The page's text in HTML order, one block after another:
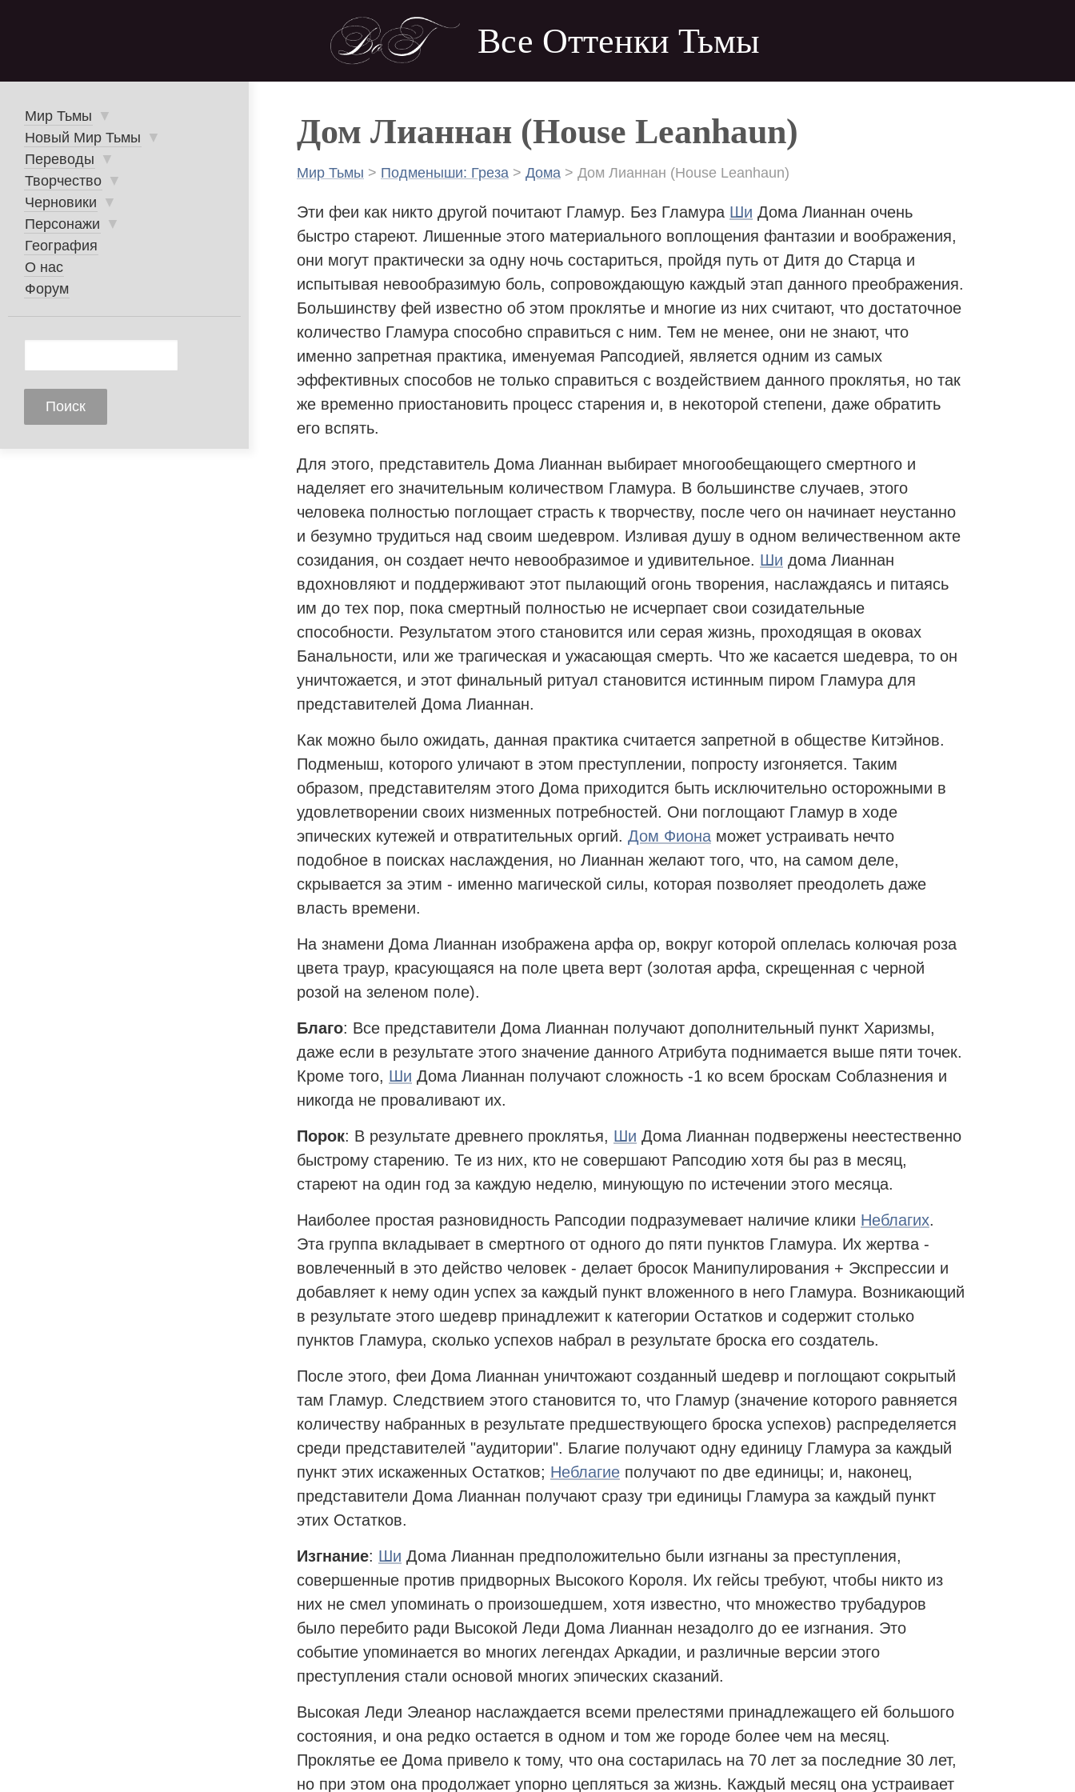
navigation
Все Оттенки Тьмы
Дом Лианнан (House Leanhaun)
навигации
Мир Тьмы > Подменыши: Греза > Дома > Дом Лианнан (House Leanhaun)
Эти феи как никто другой почитают Гламур. Без Гламура Ши Дома Лианнан очень
быстро стареют. Лишенные этого материального воплощения фантазии и воображения,
они могут практически за одну ночь состариться, пройдя путь от Дитя до Старца и
испытывая невообразимую боль, сопровождающую каждый этап данного преображения.
Большинству фей известно об этом проклятье и многие из них считают, что достаточное
количество Гламура способно справиться с ним. Тем не менее, они не знают, что
именно запретная практика, именуемая Рапсодией, является одним из самых
эффективных способов не только справиться с воздействием данного проклятья, но так
же временно приостановить процесс старения и, в некоторой степени, даже обратить
его вспять.
Для этого, представитель Дома Лианнан выбирает многообещающего смертного и
наделяет его значительным количеством Гламура. В большинстве случаев, этого
человека полностью поглощает страсть к творчеству, после чего он начинает неустанно
и безумно трудиться над своим шедевром. Изливая душу в одном величественном акте
созидания, он создает нечто невообразимое и удивительное. Ши дома Лианнан
вдохновляют и поддерживают этот пылающий огонь творения, наслаждаясь и питаясь
им до тех пор, пока смертный полностью не исчерпает свои созидательные
способности. Результатом этого становится или серая жизнь, проходящая в оковах
Банальности, или же трагическая и ужасающая смерть. Что же касается шедевра, то он
уничтожается, и этот финальный ритуал становится истинным пиром Гламура для
представителей Дома Лианнан.
Как можно было ожидать, данная практика считается запретной в обществе Китэйнов.
Подменыш, которого уличают в этом преступлении, попросту изгоняется. Таким
образом, представителям этого Дома приходится быть исключительно осторожными в
удовлетворении своих низменных потребностей. Они поглощают Гламур в ходе
эпических кутежей и отвратительных оргий. Дом Фиона может устраивать нечто
подобное в поисках наслаждения, но Лианнан желают того, что, на самом деле,
скрывается за этим - именно магической силы, которая позволяет преодолеть даже
власть времени.
На знамени Дома Лианнан изображена арфа ор, вокруг которой оплелась колючая роза
цвета траур, красующаяся на поле цвета верт (золотая арфа, скрещенная с черной
розой на зеленом поле).
Благо: Все представители Дома Лианнан получают дополнительный пункт Харизмы,
даже если в результате этого значение данного Атрибута поднимается выше пяти точек.
Кроме того, Ши Дома Лианнан получают сложность -1 ко всем броскам Соблазнения и
никогда не проваливают их.
Порок: В результате древнего проклятья, Ши Дома Лианнан подвержены неестественно
быстрому старению. Те из них, кто не совершают Рапсодию хотя бы раз в месяц,
стареют на один год за каждую неделю, минующую по истечении этого месяца.
Наиболее простая разновидность Рапсодии подразумевает наличие клики Неблагих.
Эта группа вкладывает в смертного от одного до пяти пунктов Гламура. Их жертва -
вовлеченный в это действо человек - делает бросок Манипулирования + Экспрессии и
добавляет к нему один успех за каждый пункт вложенного в него Гламура. Возникающий
в результате этого шедевр принадлежит к категории Остатков и содержит столько
пунктов Гламура, сколько успехов набрал в результате броска его создатель.
После этого, феи Дома Лианнан уничтожают созданный шедевр и поглощают сокрытый
там Гламур. Следствием этого становится то, что Гламур (значение которого равняется
количеству набранных в результате предшествующего броска успехов) распределяется
среди представителей "аудитории". Благие получают одну единицу Гламура за каждый
пункт этих искаженных Остатков; Неблагие получают по две единицы; и, наконец,
представители Дома Лианнан получают сразу три единицы Гламура за каждый пункт
этих Остатков.
Изгнание: Ши Дома Лианнан предположительно были изгнаны за преступления,
совершенные против придворных Высокого Короля. Их гейсы требуют, чтобы никто из
них не смел упоминать о произошедшем, хотя известно, что множество трубадуров
было перебито ради Высокой Леди Дома Лианнан незадолго до ее изгнания. Это
событие упоминается во многих легендах Аркадии, и различные версии этого
преступления стали основой многих эпических сказаний.
Высокая Леди Элеанор наслаждается всеми прелестями принадлежащего ей большого
состояния, и она редко остается в одном и том же городе более чем на месяц.
Проклятье ее Дома привело к тому, что она состарилась на 70 лет за последние 30 лет,
но при этом она продолжает упорно цепляться за жизнь. Каждый месяц она устраивает
Главное
меню
Мир Тьмы ▼
Новый Мир Тьмы ▼
Переводы ▼
Творчество ▼
Черновики ▼
Персонажи ▼
География
О нас
Форум